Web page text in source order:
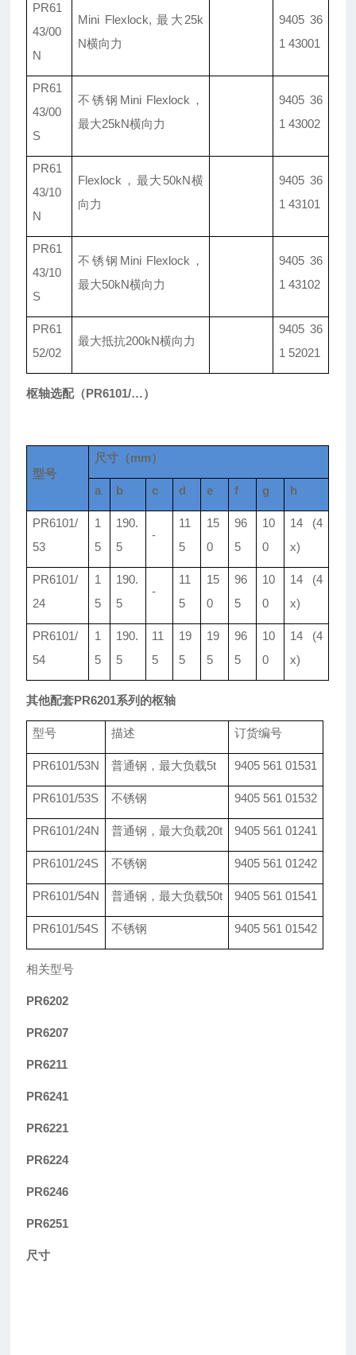
PR61
43/00
N
Mini Flexlock, 最大25k
N横向力
9405 36
1 43001
PR61
43/00
S
不锈钢Mini Flexlock，
最大25kN横向力
9405 36
1 43002
PR61
43/10
N
Flexlock ，最大50kN横
向力
9405 36
1 43101
PR61
43/10
S
不锈钢Mini Flexlock，
最大50kN横向力
9405 36
1 43102
PR61
52/02
最大抵抗200kN横向力
9405 36
1 52021
枢轴选配（PR6101/…）
型号
尺寸（mm）
a b c d e f g h
PR6101/
53
1
5
190.
5
-
11
5
15
0
96
5
10
0
14 (4
x)
PR6101/
24
1
5
190.
5
-
11
5
15
0
96
5
10
0
14 (4
x)
PR6101/
54
1
5
190.
5
11
5
19
5
19
5
96
5
10
0
14 (4
x)
其他配套PR6201系列的枢轴
型号 描述 订货编号
PR6101/53N 普通钢，最大负载5t 9405 561 01531
PR6101/53S 不锈钢 9405 561 01532
PR6101/24N 普通钢，最大负载20t 9405 561 01241
PR6101/24S 不锈钢 9405 561 01242
PR6101/54N 普通钢，最大负载50t 9405 561 01541
PR6101/54S 不锈钢 9405 561 01542
相关型号
PR6202
PR6207
PR6211
PR6241
PR6221
PR6224
PR6246
PR6251
尺寸